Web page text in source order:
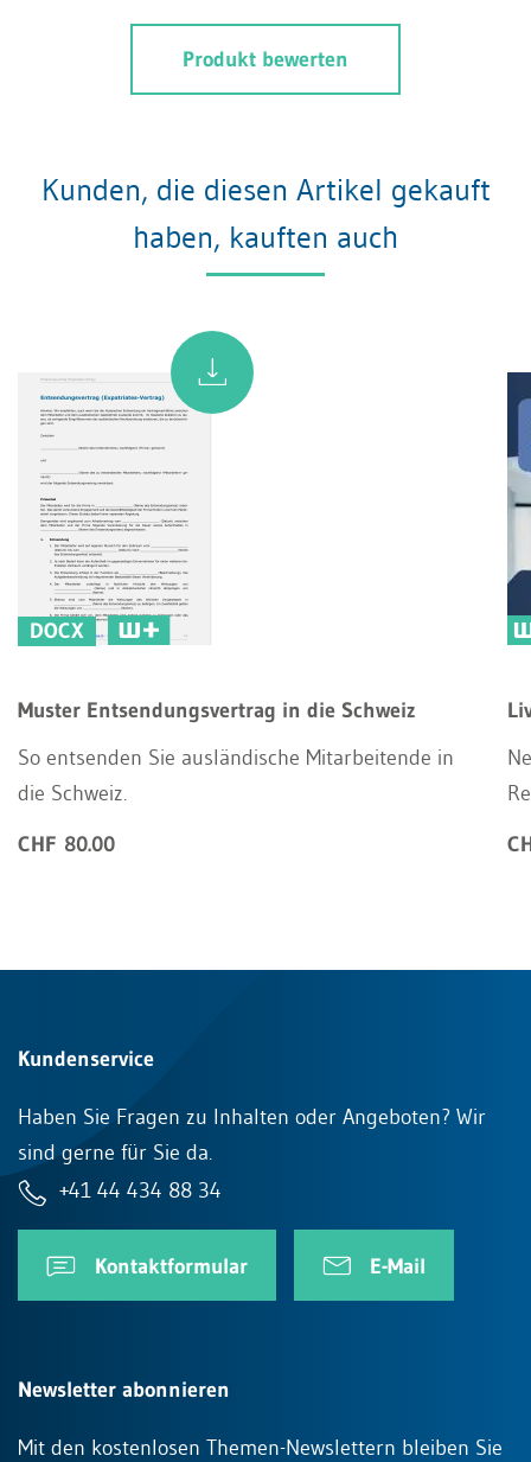
Produkt bewerten
Kunden, die diesen Artikel gekauft
haben, kauften auch
DOCX
Muster Entsendungsvertrag in die Schweiz
So entsenden Sie ausländische Mitarbeitende in
die Schweiz.
CHF 80.00
Kundenservice
Haben Sie Fragen zu Inhalten oder Angeboten? Wir
sind gerne für Sie da.
+41 44 434 88 34
Kontaktformular E-Mail
Newsletter abonnieren
Mit den kostenlosen Themen-Newslettern bleiben Sie